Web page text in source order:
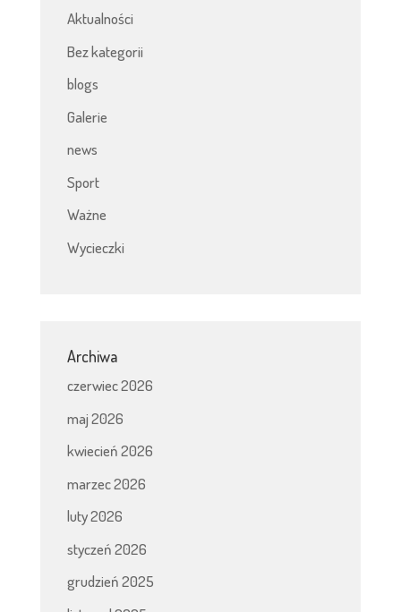
Aktualności
Bez kategorii
blogs
Galerie
news
Sport
Ważne
Wycieczki
Archiwa
czerwiec 2026
maj 2026
kwiecień 2026
marzec 2026
luty 2026
styczeń 2026
grudzień 2025